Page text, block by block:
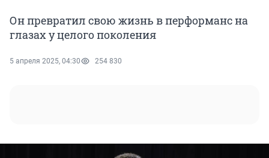
Он превратил свою жизнь в перформанс на
глазах у целого поколения
5 апреля 2025, 04:30 254 830